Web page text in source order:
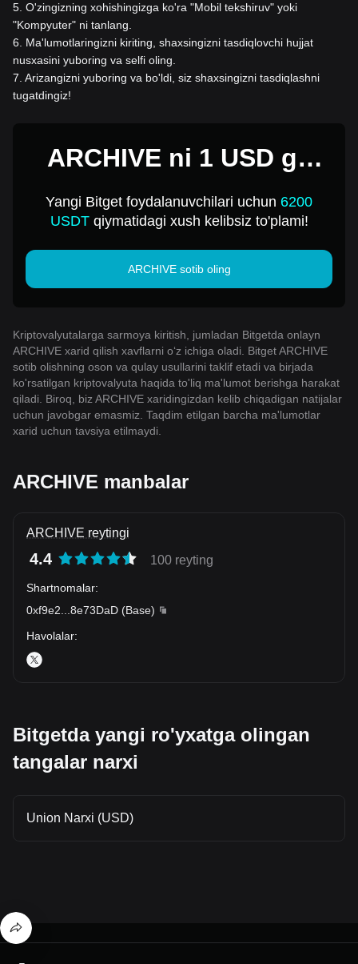
5 O'zingizning xohishingizga ko'ra "Mobil tekshiruv" yoki
"Kompyuter" ni tanlang.
6
Ma'lumotlaringizni kiriting, shaxsingizni tasdiqlovchi hujjat
nusxasini yuboring va selfi oling.
7 Arizangizni yuboring va bo'ldi, siz shaxsingizni tasdiqlashni
tugatdingiz!
ARCHIVE ni 1 USD ga
Yangi Bitget foydalanuvchilari uchun 6200
USDTqiymatidagi xush kelibsiz to'plami!
ARCHIVE sotib oling
Kriptovalyutalarga sarmoya kiritish, jumladan Bitgetda onlayn
ARCHIVE xarid qilish xavflarni o‘z ichiga oladi. Bitget ARCHIVE
sotib olishning oson va qulay usullarini taklif etadi va birjada
ko'rsatilgan kriptovalyuta haqida to'liq ma'lumot berishga harakat
qiladi. Biroq, biz ARCHIVE xaridingizdan kelib chiqadigan natijalar
uchun javobgar emasmiz. Taqdim etilgan barcha ma'lumotlar
xarid uchun tavsiya etilmaydi.
ARCHIVE manbalar
ARCHIVE reytingi
4.4 100 reyting
Shartnomalar:
0xf9e2
8e73DaD (Base)
Havolalar:
Bitgetda yangi ro'yxatga olingan
tangalar narxi
Union Narxi (USD)